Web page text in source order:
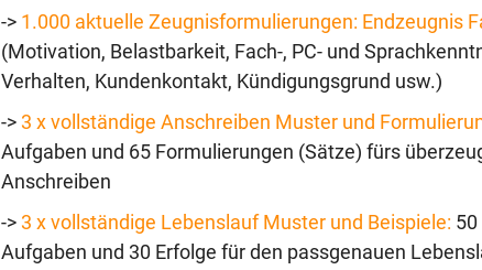
-> 1.000 aktuelle Zeugnisformulierungen: Endzeugnis
(Motivation, Belastbarkeit, Fach-, PC- und
Verhalten, Kundenkontakt, Kündigungsgrund usw.)
-> 3 x vollständige Anschreiben Muster und
Aufgaben und 65 Formulierungen (Sätze) fürs
Anschreiben
-> 3 x vollständige Lebenslauf Muster und Beispiele: 50
Aufgaben und 30 Erfolge für den passgenauen